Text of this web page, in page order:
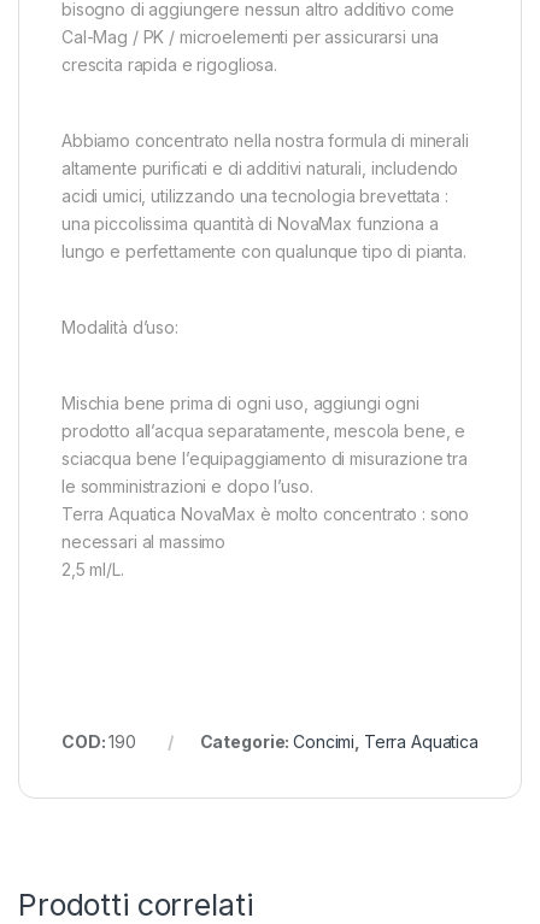
bisogno di aggiungere nessun altro additivo come
Cal-Mag / PK / microelementi per assicurarsi una
crescita rapida e rigogliosa.
Abbiamo concentrato nella nostra formula di minerali
altamente purificati e di additivi naturali, includendo
acidi umici, utilizzando una tecnologia brevettata :
una piccolissima quantità di NovaMax funziona a
lungo e perfettamente con qualunque tipo di pianta.
Modalità d’uso:
Mischia bene prima di ogni uso, aggiungi ogni
prodotto all’acqua separatamente, mescola bene, e
sciacqua bene l’equipaggiamento di misurazione tra
le somministrazioni e dopo l’uso.
Terra Aquatica NovaMax è molto concentrato : sono
necessari al massimo
2,5 ml/L.
COD:190 Categorie:Concimi Terra Aquatica
Prodotti correlati